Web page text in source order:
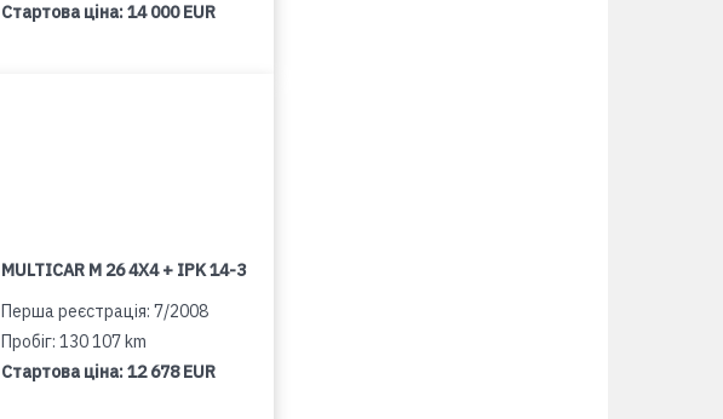
Стартова ціна:14 000 EUR
MULTICAR M 26 4X4 + IPK 14-3
Перша реєстрація: 7/2008
Пробіг: 130 107 km
Стартова ціна:12 678 EUR